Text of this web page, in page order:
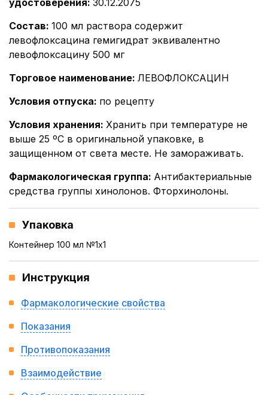
удостоверения: 30.12.2075
Состав: 100 мл раствора содержит
левофлоксацина гемигидрат эквивалентно
левофлоксацину 500 мг
Торговое наименование: ЛЕВОФЛОКСАЦИН
Условия отпуска: по рецепту
Условия хранения: Хранить при температуре не
выше 25 ºС в оригинальной упаковке, в
защищенном от света месте. Не замораживать.
Фармакологическая группа: Антибактериальные
средства группы хинолонов. Фторхинолоны.
Упаковка
Контейнер 100 мл №1x1
Инструкция
Фармакологические свойства
Показания
Противопоказания
Взаимодействие